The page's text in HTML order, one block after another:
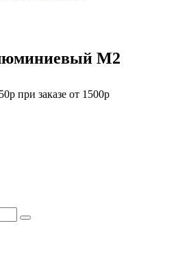
М2
при заказе от 1500р